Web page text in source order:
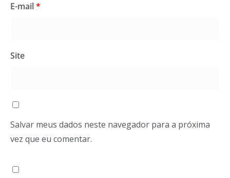
E-mail*
Site
Salvar meus dados neste navegador para a próxima
vez que eu comentar.